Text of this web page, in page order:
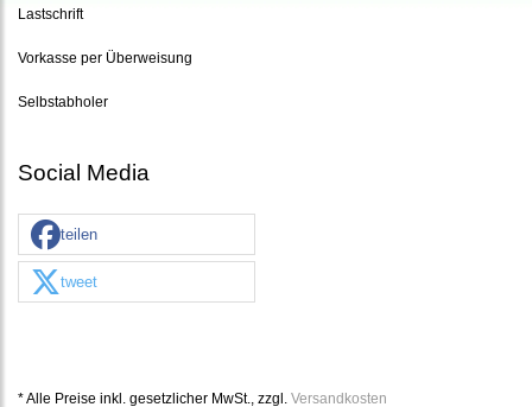
Lastschrift
Vorkasse per Überweisung
Selbstabholer
Social Media
teilen
tweet
* Alle Preise inkl. gesetzlicher MwSt., zzgl. Versandkosten